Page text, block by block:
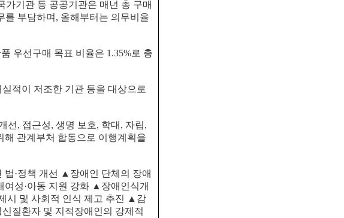
가기관 등 공공기관은 매년 총 구매
를 부담하며 , 올해부터는 의무비율
우선구매 목표 비율은 1.35%로 총
적이 저조한 기관 등을 대상으로
선 , 접근성, 생명 보호, 학대 , 자립,
해 관계부처 합동으로 이행계획을
법·정책 개선 ▲ 장애인 단체의 장애
여성·아동 지원 강화 ▲ 장애인식개
시 및 사회적 인식 제고 추진 ▲ 감
신질환자 및 지적장애인의 강제적